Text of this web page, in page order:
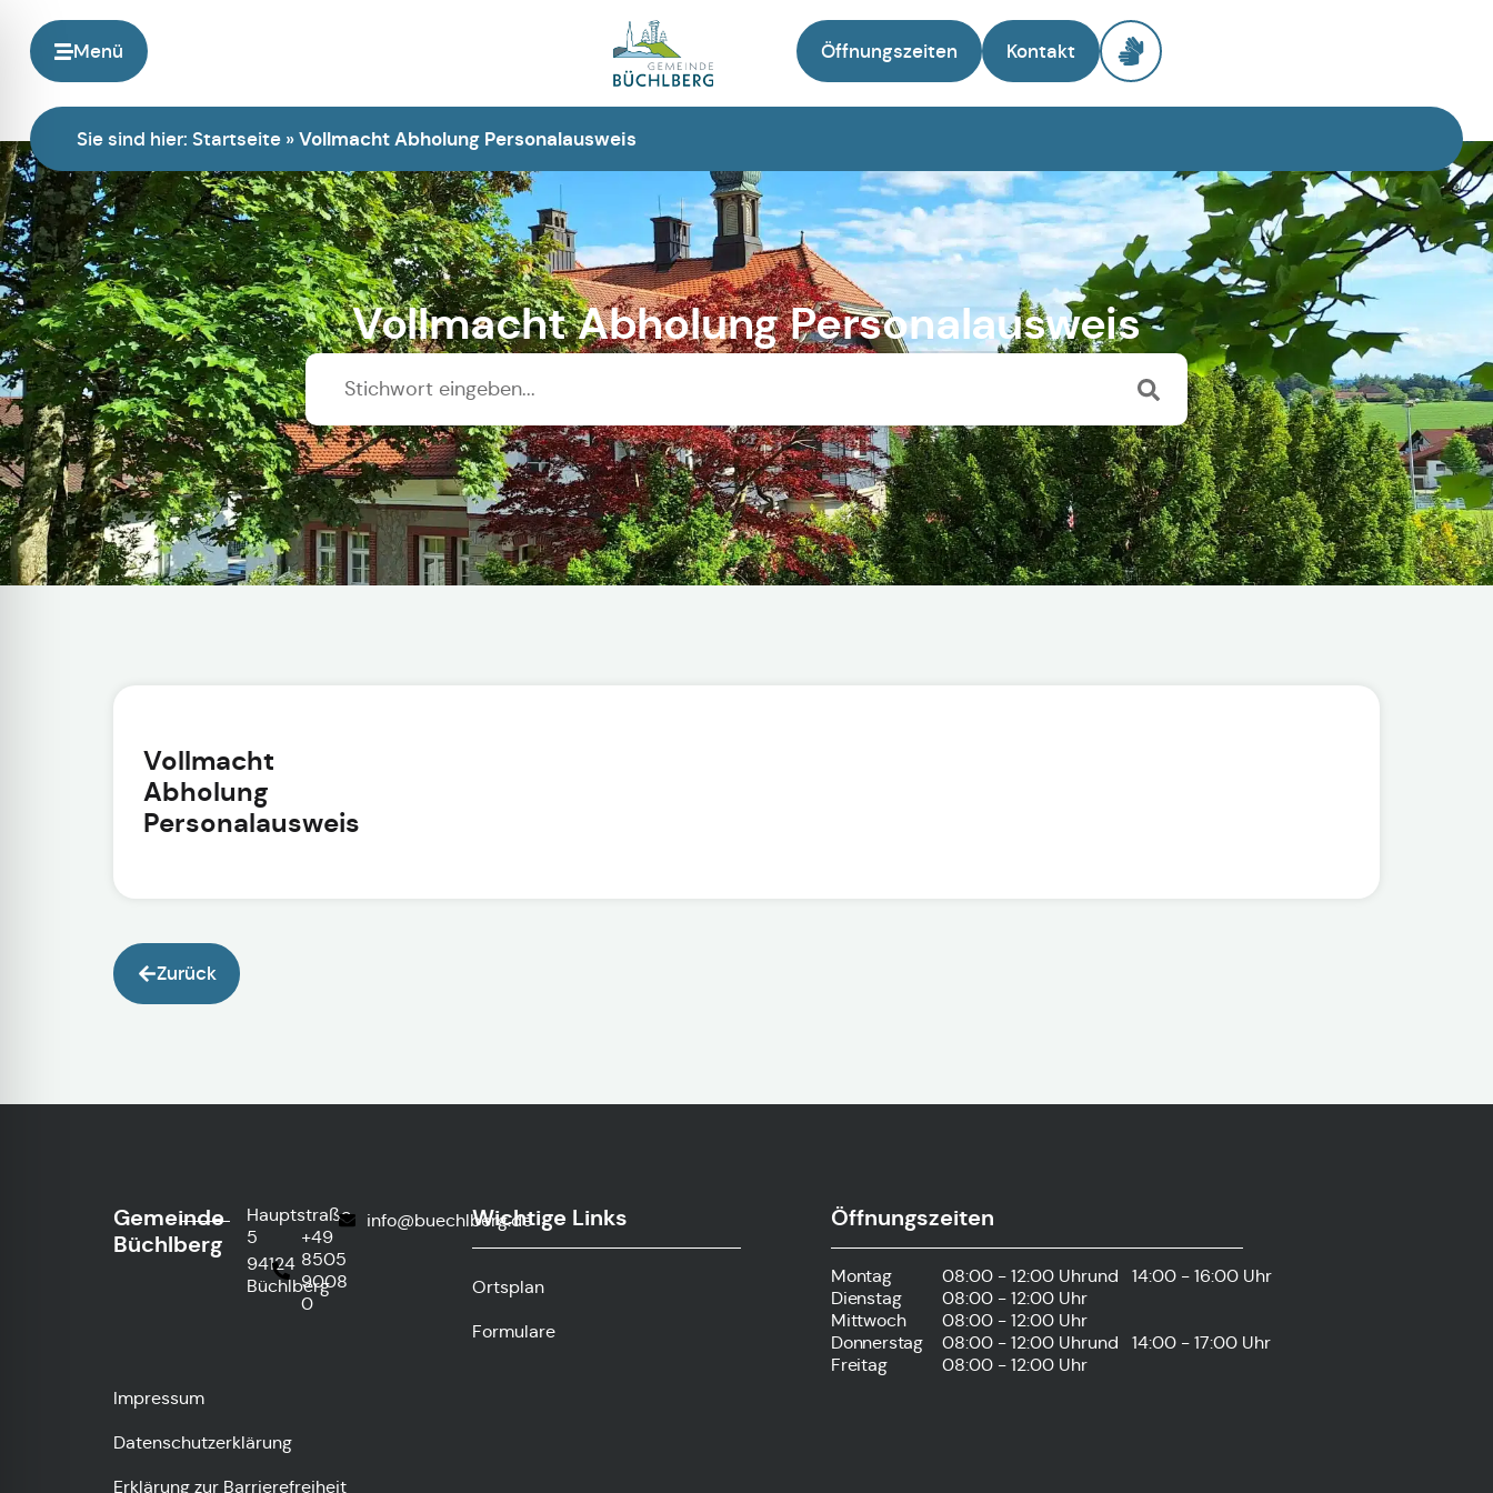
Menü Öffnungszeiten Kontakt
Sie sind hier: Startseite »Vollmacht Abholung Personalausweis
Vollmacht Abholung Personalausweis
Vollmacht
Abholung
Personalausweis
Zurück
Gemeinde
Büchlberg
Hauptstraße
5
94124
Büchlberg
+49
8505
9008
0
info@buechlberg.deWichtige Links
Ortsplan
Formulare
Öffnungszeiten
Montag 08:00 - 12:00 Uhrund
14:00 - 16:00 Uhr
Dienstag
08:00 - 12:00 Uhr
Mittwoch
08:00 - 12:00 Uhr
Donnerstag
08:00 - 12:00 Uhrund
14:00 - 17:00 Uhr
Freitag
08:00 - 12:00 Uhr
Impressum
Datenschutzerklärung
Erklärung zur Barrierefreiheit